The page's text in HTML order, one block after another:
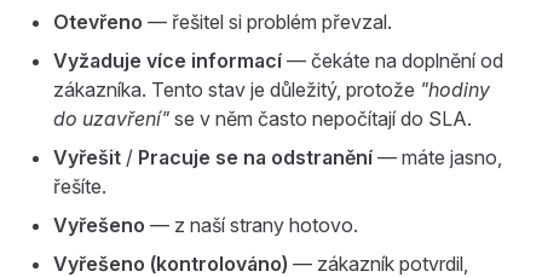
Otevřeno — řešitel si problém převzal.
Vyžaduje více informací — čekáte na doplnění od
zákazníka. Tento stav je důležitý, protože "hodiny
do uzavření" se v něm často nepočítají do SLA.
Vyřešit / Pracuje se na odstranění — máte jasno,
řešíte.
Vyřešeno — z naší strany hotovo.
Vyřešeno (kontrolováno) — zákazník potvrdil,